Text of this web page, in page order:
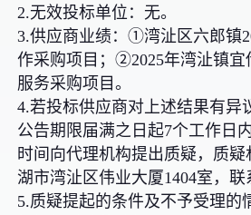
2.无效投标单位：无。
3.供应商业绩：①湾沚区六郎镇
作采购项目；②2025年湾沚镇宜
服务采购项目。
4.若投标供应商对上述结果有异
公告期限届满之日起7个工作日
时间向代理机构提出质疑，质
湖市湾沚区伟业大厦1404室，联
5.质疑提起的条件及不予受理的